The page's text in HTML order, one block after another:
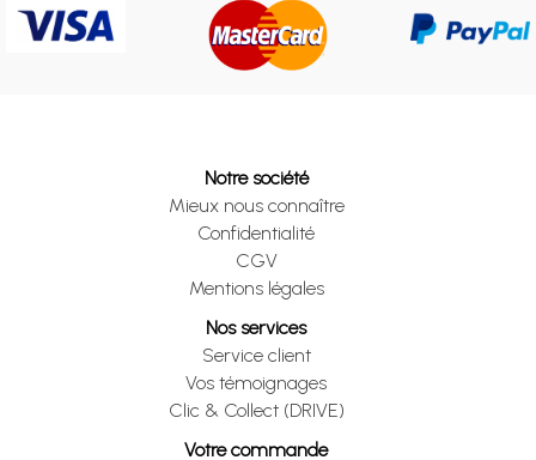
Notre société
Mieux nous connaître
Confidentialité
CGV
Mentions légales
Nos services
Service client
Vos témoignages
Clic & Collect (DRIVE)
Votre commande